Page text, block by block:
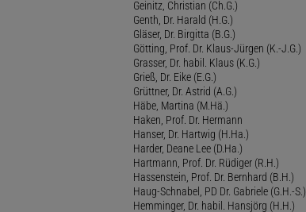
Geinitz, Christian (Ch.G.)
Genth, Dr. Harald (H.G.)
Gläser, Dr. Birgitta (B.G.)
Götting, Prof. Dr. Klaus-Jürgen (K.-J.G.)
Grasser, Dr. habil. Klaus (K.G.)
Grieß, Dr. Eike (E.G.)
Grüttner, Dr. Astrid (A.G.)
Häbe, Martina (M.Hä.)
Haken, Prof. Dr. Hermann
Hanser, Dr. Hartwig (H.Ha.)
Harder, Deane Lee (D.Ha.)
Hartmann, Prof. Dr. Rüdiger (R.H.)
Hassenstein, Prof. Dr. Bernhard (B.H.)
Haug-Schnabel, PD Dr. Gabriele (G.H.-S.)
Hemminger, Dr. habil. Hansjörg (H.H.)